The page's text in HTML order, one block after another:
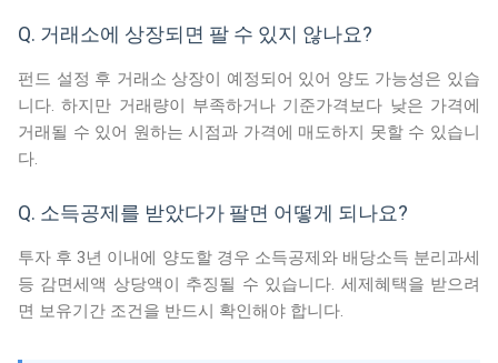
Q. 거래소에 상장되면 팔 수 있지 않나요?
펀드 설정 후 거래소 상장이 예정되어 있어 양도 가능성은 있습
니다. 하지만 거래량이 부족하거나 기준가격보다 낮은 가격에
거래될 수 있어 원하는 시점과 가격에 매도하지 못할 수 있습니
다.
Q. 소득공제를 받았다가 팔면 어떻게 되나요?
투자 후 3년 이내에 양도할 경우 소득공제와 배당소득 분리과세
등 감면세액 상당액이 추징될 수 있습니다. 세제혜택을 받으려
면 보유기간 조건을 반드시 확인해야 합니다.